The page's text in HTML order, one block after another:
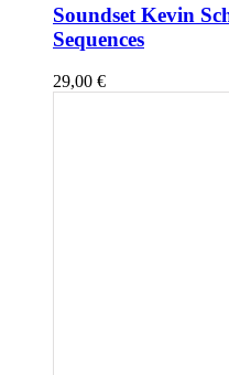
Soundset Kevin
Sequences
29,00 €